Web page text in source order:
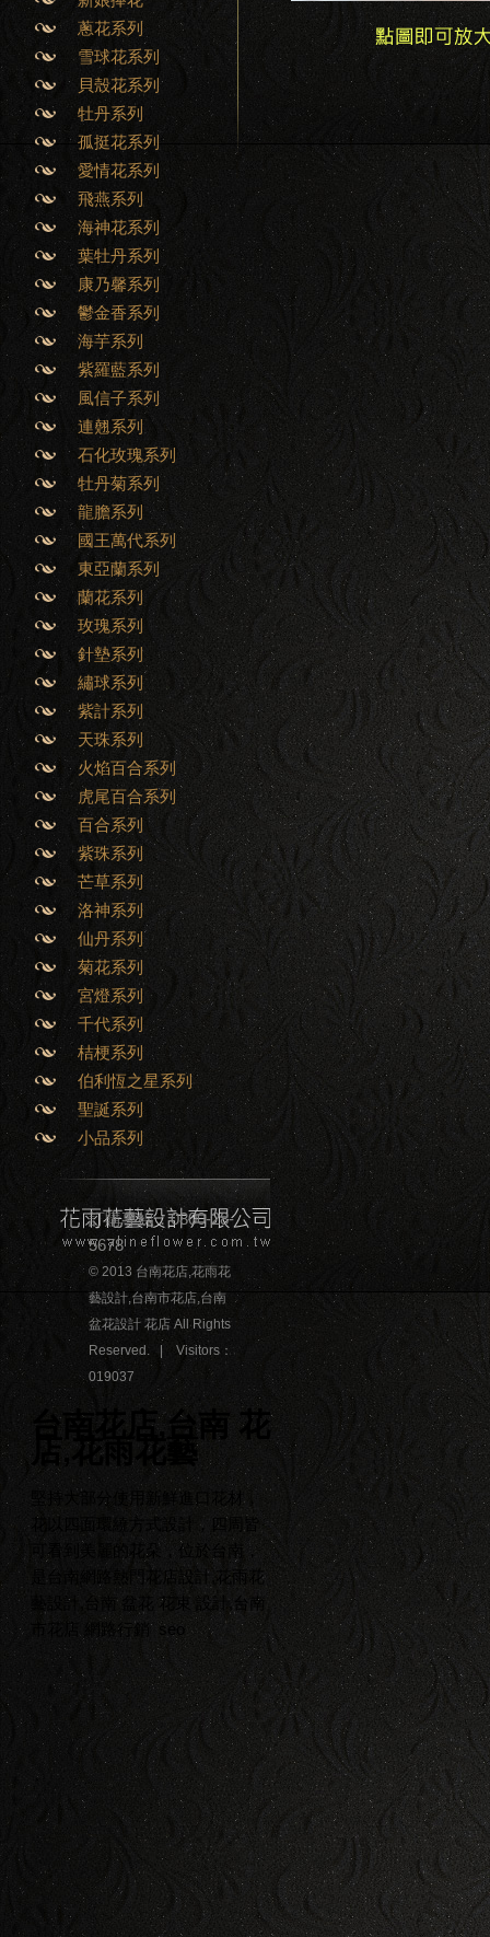
蔥花系列
雪球花系列
貝殼花系列
牡丹系列
孤挺花系列
愛情花系列
飛燕系列
海神花系列
葉牡丹系列
康乃馨系列
鬱金香系列
海芋系列
紫羅藍系列
風信子系列
連翹系列
石化玫瑰系列
牡丹菊系列
龍膽系列
國王萬代系列
東亞蘭系列
蘭花系列
玫瑰系列
針墊系列
繡球系列
紫計系列
天珠系列
火焰百合系列
虎尾百合系列
百合系列
紫珠系列
芒草系列
洛神系列
仙丹系列
菊花系列
宮燈系列
千代系列
桔梗系列
伯利恆之星系列
聖誕系列
小品系列
訂購專線：0800-28-
5678
© 2013 台南花店,花雨花
藝設計,台南市花店,台南
盆花設計 花店 All Rights
Reserved. | Visitors：
019037
台南花店,台南 花
店,花雨花藝
堅持大部分使用新鮮進口花材，
花以四面環繞方式設計，四周皆
可看到美麗的花朵，位於台南，
是台南網路熱門花店設計,花雨花
藝設計,台南 盆花 花束 設計,台南
市花店
網路行銷 seo